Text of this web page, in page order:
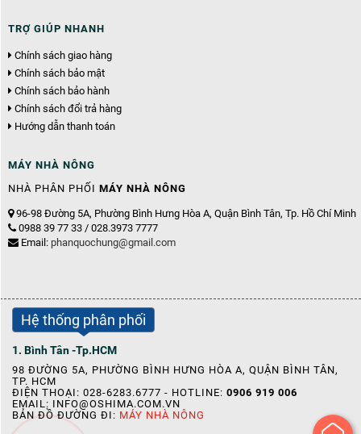
TRỢ GIÚP NHANH
Chính sách giao hàng
Chính sách bảo mật
Chính sách bảo hành
Chính sách đổi trả hàng
Hướng dẫn thanh toán
MÁY NHÀ NÔNG
NHÀ PHÂN PHỐI MÁY NHÀ NÔNG
96-98 Đường 5A, Phường Bình Hưng Hòa A, Quận Bình Tân, Tp. Hồ Chí Minh
0988 39 77 33 / 028.3973 7777
Email: phanquochung@gmail.com
Hệ thống phân phối
1. Bình Tân -Tp.HCM
98 ĐƯỜNG 5A, PHƯỜNG BÌNH HƯNG HÒA A, QUẬN BÌNH TÂN,
TP. HCM
ĐIỆN THOẠI: 028-6283.6777 - HOTLINE: 0906 919 006
EMAIL: INFO@OSHIMA.COM.VN
BẢN ĐỒ ĐƯỜNG ĐI: MÁY NHÀ NÔNG